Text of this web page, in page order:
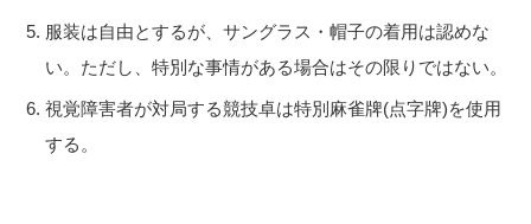
服装は自由とするが、サングラス・帽子の着用は認めな
い。ただし、特別な事情がある場合はその限りではない。
視覚障害者が対局する競技卓は特別麻雀牌(点字牌)を使用
する。